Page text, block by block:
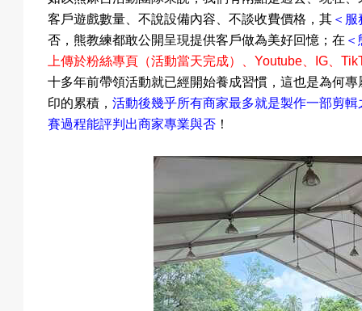
戲
客戶遊戲數量 、不說設備內容 、不談收費價格，其 ＜
否，熊教練都敢公開呈現提供客戶做為美好回憶 ；在
上傳於粉絲專頁（活動當天完成）
、Youtube IG 、
十多年前帶領活動就已經開始養成習慣，這也是為何專
印的累積，活動後幾乎所有商家最多就是製作一部剪
賽過程能評判出商家專業與否 ！